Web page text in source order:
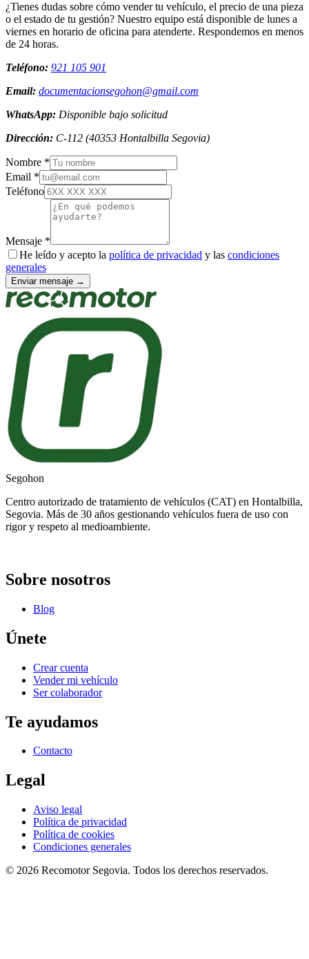
¿Tienes dudas sobre cómo vender tu vehículo, el precio de una pieza
o el estado de tu gestión? Nuestro equipo está disponible de lunes a
viernes en horario de oficina para atenderte. Respondemos en menos
de 24 horas.
Teléfono: 921 105 901
Email: documentacionsegohon@gmail.com
WhatsApp: Disponible bajo solicitud
Dirección: C-112 (40353 Hontalbilla Segovia)
Nombre *
Email *
Teléfono
Mensaje *
He leído y acepto la política de privacidad y las condiciones
generales
Enviar mensaje →
Segohon
Centro autorizado de tratamiento de vehículos (CAT) en Hontalbilla,
Segovia. Más de 30 años gestionando vehículos fuera de uso con
rigor y respeto al medioambiente.
Sobre nosotros
Blog
Únete
Crear cuenta
Vender mi vehículo
Ser colaborador
Te ayudamos
Contacto
Legal
Aviso legal
Política de privacidad
Política de cookies
Condiciones generales
© 2026 Recomotor Segovia. Todos los derechos reservados.